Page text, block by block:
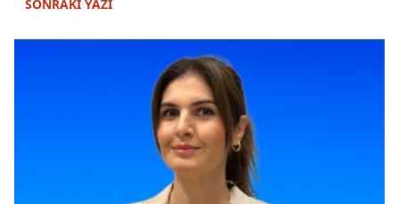
SONRAKİ YAZI